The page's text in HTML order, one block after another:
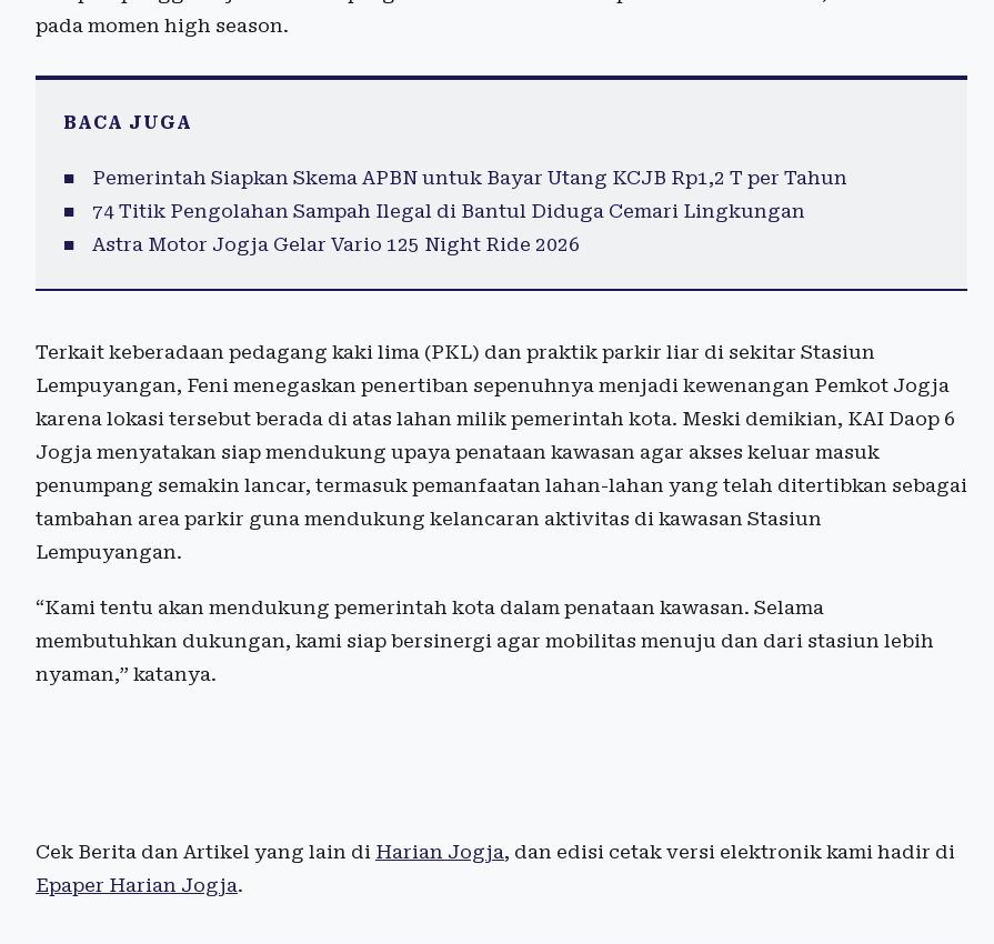
pada momen high season.
BACA JUGA
Pemerintah Siapkan Skema APBN untuk Bayar Utang KCJB Rp1,2 T per Tahun
74 Titik Pengolahan Sampah Ilegal di Bantul Diduga Cemari Lingkungan
Astra Motor Jogja Gelar Vario 125 Night Ride 2026
Terkait keberadaan pedagang kaki lima (PKL) dan praktik parkir liar di sekitar Stasiun
Lempuyangan, Feni menegaskan penertiban sepenuhnya menjadi kewenangan Pemkot Jogja
karena lokasi tersebut berada di atas lahan milik pemerintah kota. Meski demikian, KAI Daop 6
Jogja menyatakan siap mendukung upaya penataan kawasan agar akses keluar masuk
penumpang semakin lancar, termasuk pemanfaatan lahan-lahan yang telah ditertibkan sebagai
tambahan area parkir guna mendukung kelancaran aktivitas di kawasan Stasiun
Lempuyangan.
“Kami tentu akan mendukung pemerintah kota dalam penataan kawasan. Selama
membutuhkan dukungan, kami siap bersinergi agar mobilitas menuju dan dari stasiun lebih
nyaman,” katanya.
Cek Berita dan Artikel yang lain di Harian Jogja, dan edisi cetak versi elektronik kami hadir di
Epaper Harian Jogja.